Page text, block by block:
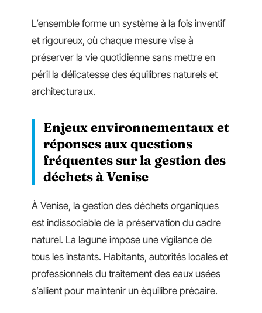
L’ensemble forme un système à la fois inventif
et rigoureux, où chaque mesure vise à
préserver la vie quotidienne sans mettre en
péril la délicatesse des équilibres naturels et
architecturaux.
Enjeux environnementaux et
réponses aux questions
fréquentes sur la gestion des
déchets à Venise
À Venise, la gestion des déchets organiques
est indissociable de la préservation du cadre
naturel. La lagune impose une vigilance de
tous les instants. Habitants, autorités locales et
professionnels du traitement des eaux usées
s’allient pour maintenir un équilibre précaire.